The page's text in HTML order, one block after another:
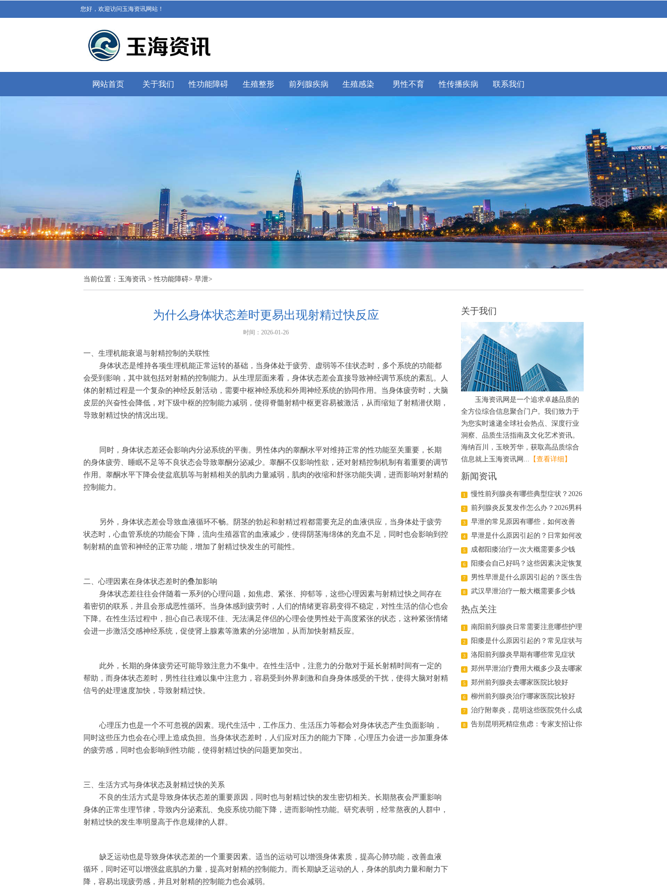
您好，欢迎访问玉海资讯网站！
网站首页 关于我们 性功能障碍 生殖整形 前列腺疾病 生殖感染 男性不育 性传播疾病 联系我们
当前位置： 玉海资讯 >性功能障碍> 早泄>
为什么身体状态差时更易出现射精过快反应
时间：2026-01-26
一、生理机能衰退与射精控制的关联性
身体状态是维持各项生理机能正常运转的基础，当身体处于疲劳、虚弱等不佳状态时，多个系统的功能都
会受到影响，其中就包括对射精的控制能力。从生理层面来看，身体状态差会直接导致神经调节系统的紊乱。人
体的射精过程是一个复杂的神经反射活动，需要中枢神经系统和外周神经系统的协同作用。当身体疲劳时，大脑
皮层的兴奋性会降低，对下级中枢的控制能力减弱，使得脊髓射精中枢更容易被激活，从而缩短了射精潜伏期，
导致射精过快的情况出现。
同时，身体状态差还会影响内分泌系统的平衡。男性体内的睾酮水平对维持正常的性功能至关重要，长期
的身体疲劳、睡眠不足等不良状态会导致睾酮分泌减少。睾酮不仅影响性欲，还对射精控制机制有着重要的调节
作用。睾酮水平下降会使盆底肌等与射精相关的肌肉力量减弱，肌肉的收缩和舒张功能失调，进而影响对射精的
控制能力。
另外，身体状态差会导致血液循环不畅。阴茎的勃起和射精过程都需要充足的血液供应，当身体处于疲劳
状态时，心血管系统的功能会下降，流向生殖器官的血液减少，使得阴茎海绵体的充血不足，同时也会影响到控
制射精的血管和神经的正常功能，增加了射精过快发生的可能性。
二、心理因素在身体状态差时的叠加影响
身体状态差往往会伴随着一系列的心理问题，如焦虑、紧张、抑郁等，这些心理因素与射精过快之间存在
着密切的联系，并且会形成恶性循环。当身体感到疲劳时，人们的情绪更容易变得不稳定，对性生活的信心也会
下降。在性生活过程中，担心自己表现不佳、无法满足伴侣的心理会使男性处于高度紧张的状态，这种紧张情绪
会进一步激活交感神经系统，促使肾上腺素等激素的分泌增加，从而加快射精反应。
此外，长期的身体疲劳还可能导致注意力不集中。在性生活中，注意力的分散对于延长射精时间有一定的
帮助，而身体状态差时，男性往往难以集中注意力，容易受到外界刺激和自身身体感受的干扰，使得大脑对射精
信号的处理速度加快，导致射精过快。
心理压力也是一个不可忽视的因素。现代生活中，工作压力、生活压力等都会对身体状态产生负面影响，
同时这些压力也会在心理上造成负担。当身体状态差时，人们应对压力的能力下降，心理压力会进一步加重身体
的疲劳感，同时也会影响到性功能，使得射精过快的问题更加突出。
三、生活方式与身体状态及射精过快的关系
不良的生活方式是导致身体状态差的重要原因，同时也与射精过快的发生密切相关。长期熬夜会严重影响
身体的正常生理节律，导致内分泌紊乱、免疫系统功能下降，进而影响性功能。研究表明，经常熬夜的人群中，
射精过快的发生率明显高于作息规律的人群。
缺乏运动也是导致身体状态差的一个重要因素。适当的运动可以增强身体素质，提高心肺功能，改善血液
循环，同时还可以增强盆底肌的力量，提高对射精的控制能力。而长期缺乏运动的人，身体的肌肉力量和耐力下
降，容易出现疲劳感，并且对射精的控制能力也会减弱。
关于我们
玉海资讯网是一个追求卓越品质的
全方位综合信息聚合门户。我们致力于
为您实时速递全球社会热点、深度行业
洞察、品质生活指南及文化艺术资讯。
海纳百川，玉映芳华，获取高品质综合
信息就上玉海资讯网...
【查看详细】
新闻资讯
1
慢性前列腺炎有哪些典型症状？2026
年科学治疗与日常护理指南
2
前列腺炎反复发作怎么办？2026男科
医生详解日常调理与用药方案
3 早泄的常见原因有哪些，如何改善
4
早泄是什么原因引起的？日常如何改
善
5 成都阳痿治疗一次大概需要多少钱
6
阳痿会自己好吗？这些因素决定恢复
可能
7
男性早泄是什么原因引起的？医生告
诉你真相
8 武汉早泄治疗一般大概需要多少钱
热点关注
1 南阳前列腺炎日常需要注意哪些护理
2
阳痿是什么原因引起的？常见症状与
治疗方法解析
3 洛阳前列腺炎早期有哪些常见症状
4
郑州早泄治疗费用大概多少及去哪家
医院好
5 郑州前列腺炎去哪家医院比较好
6 柳州前列腺炎治疗哪家医院比较好
7
治疗附睾炎，昆明这些医院凭什么成
为患者首选
8
告别昆明死精症焦虑：专家支招让你